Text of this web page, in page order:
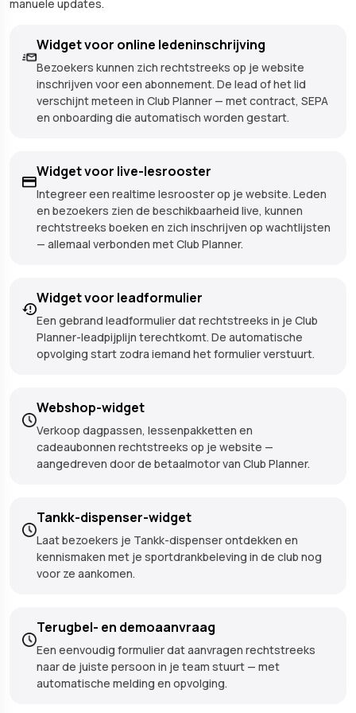
manuele updates.
Widget voor online ledeninschrijving
Bezoekers kunnen zich rechtstreeks op je website
inschrijven voor een abonnement. De lead of het lid
verschijnt meteen in Club Planner — met contract, SEPA
en onboarding die automatisch worden gestart.
Widget voor live-lesrooster
Integreer een realtime lesrooster op je website. Leden
en bezoekers zien de beschikbaarheid live, kunnen
rechtstreeks boeken en zich inschrijven op wachtlijsten
— allemaal verbonden met Club Planner.
Widget voor leadformulier
Een gebrand leadformulier dat rechtstreeks in je Club
Planner-leadpijplijn terechtkomt. De automatische
opvolging start zodra iemand het formulier verstuurt.
Webshop-widget
Verkoop dagpassen, lessenpakketten en
cadeaubonnen rechtstreeks op je website —
aangedreven door de betaalmotor van Club Planner.
Tankk-dispenser-widget
Laat bezoekers je Tankk-dispenser ontdekken en
kennismaken met je sportdrankbeleving in de club nog
voor ze aankomen.
Terugbel- en demoaanvraag
Een eenvoudig formulier dat aanvragen rechtstreeks
naar de juiste persoon in je team stuurt — met
automatische melding en opvolging.